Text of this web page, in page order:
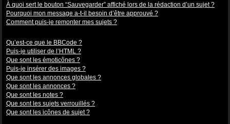
À quoi sert le bouton “Sauvegarder” affiché lors de la rédaction d’un sujet ?
Pourquoi mon message a-t-il besoin d’être approuvé ?
Comment puis-je remonter mes sujets ?
Qu’est-ce que le BBCode ?
Puis-je utiliser de l’HTML ?
Que sont les émoticônes ?
Puis-je insérer des images ?
Que sont les annonces globales ?
Que sont les annonces ?
Que sont les notes ?
Que sont les sujets verrouillés ?
Que sont les icônes de sujet ?